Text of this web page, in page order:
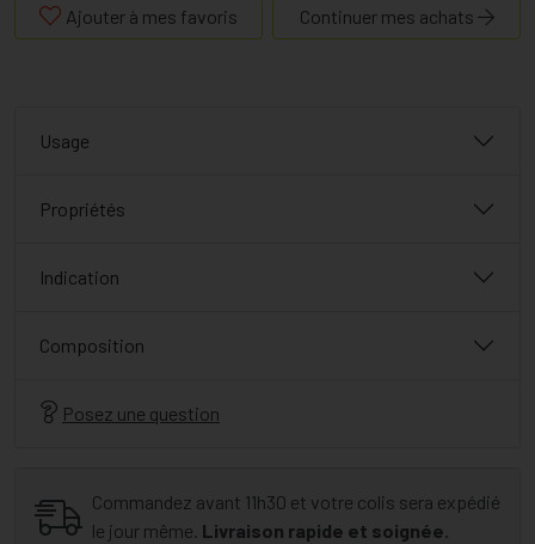
Ajouter à mes favoris Continuer mes achats
Usage
Propriétés
Indication
Composition
Posez une question
Commandez avant 11h30 et votre colis sera expédié
le jour même. Livraison rapide et soignée.